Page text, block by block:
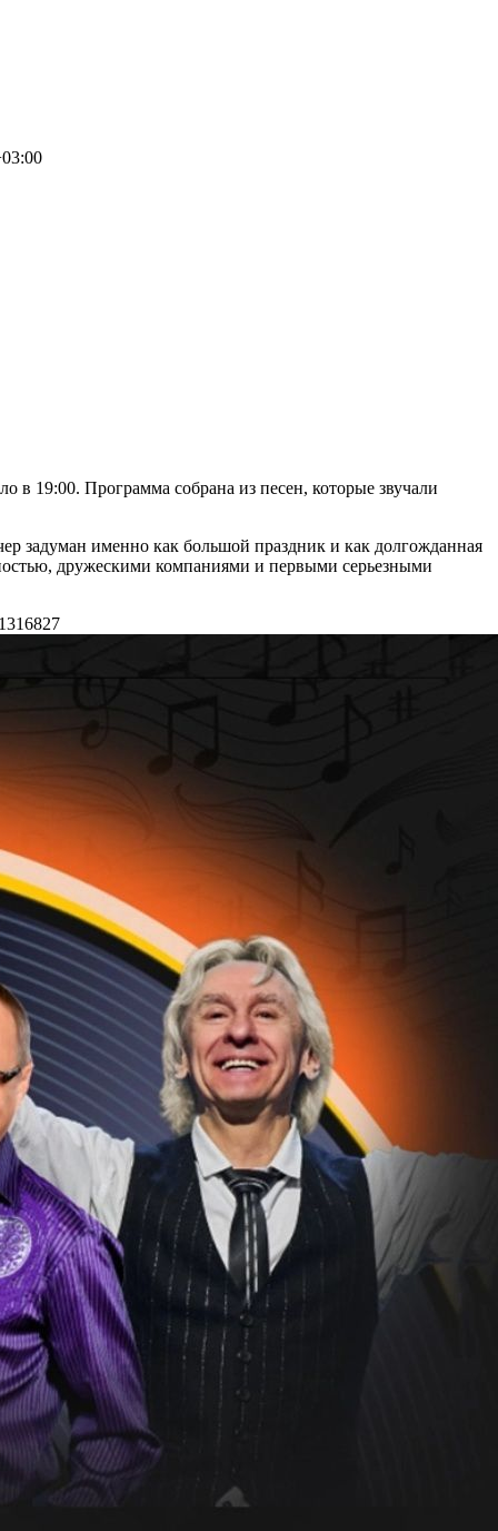
в 19:00. Программа собрана из песен, которые звучали
задуман именно как большой праздник и как долгожданная
дружескими компаниями и первыми серьезными
827